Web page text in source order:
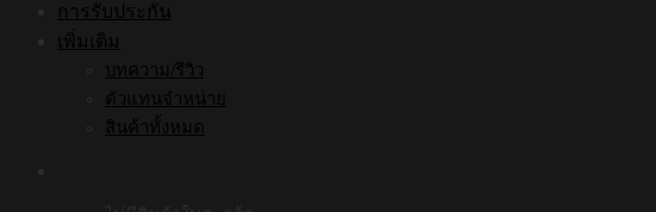
การรับประกัน
เพิ่มเติม
บทความ/รีวิว
ตัวแทนจำหน่าย
สินค้าทั้งหมด